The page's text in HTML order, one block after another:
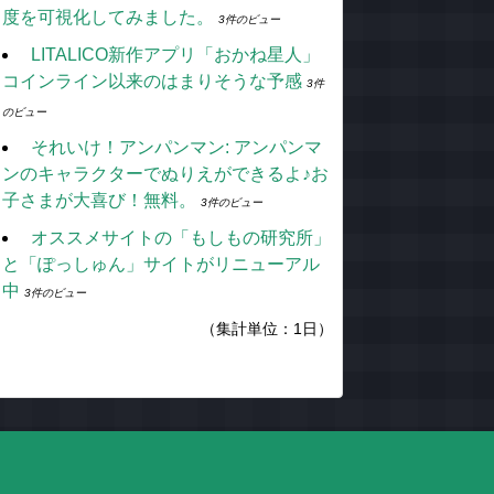
度を可視化してみました。 3件のビュー
LITALICO新作アプリ「おかね星人」
コインライン以来のはまりそうな予感 3件
のビュー
それいけ！アンパンマン: アンパンマ
ンのキャラクターでぬりえができるよ♪お
子さまが大喜び！無料。
3件のビュー
オススメサイトの「もしもの研究所」
と「ぽっしゅん」サイトがリニューアル
中 3件のビュー
（集計単位：1日）